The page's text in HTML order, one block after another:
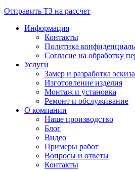
Отправить ТЗ на рассчет
Информация
Контакты
Политика
Согласие на обработку
Услуги
Замер и разработка эскиза
Изготовление изделия
Монтаж и установка
Ремонт и обслуживание
О компании
Наше производство
Блог
Видео
Примеры работ
Вопросы и ответы
Контакты